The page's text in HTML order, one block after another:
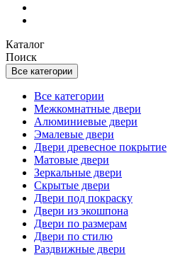
Каталог
Поиск
Все категории
Все категории
Межкомнатные двери
Алюминиевые двери
Эмалевые двери
Двери древесное покрытие
Матовые двери
Зеркальные двери
Скрытые двери
Двери под покраску
Двери из экошпона
Двери по размерам
Двери по стилю
Раздвижные двери